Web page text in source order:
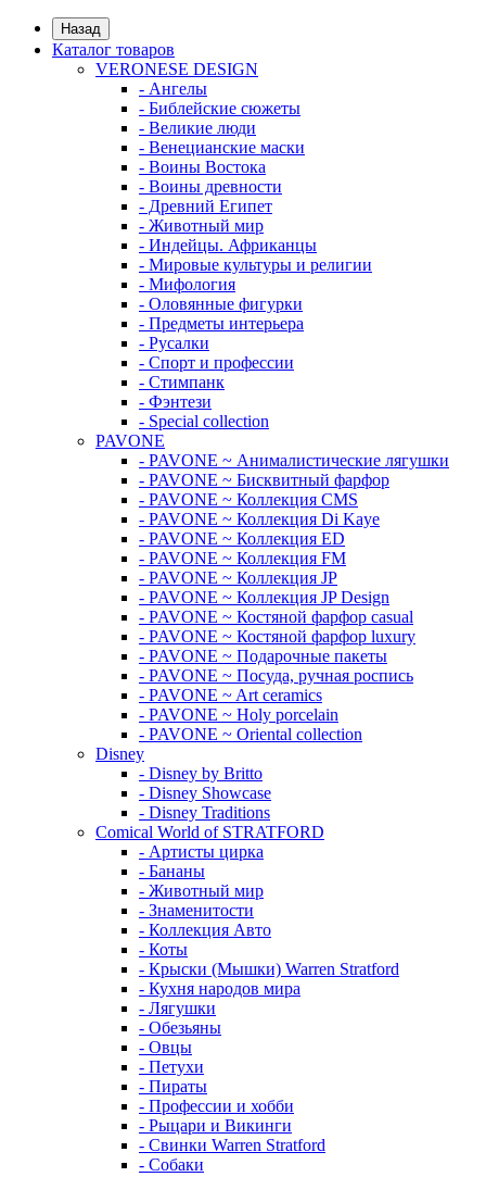
Назад
Каталог товаров
VERONESE DESIGN
- Ангелы
- Библейские сюжеты
- Великие люди
- Венецианские маски
- Воины Востока
- Воины древности
- Древний Египет
- Животный мир
- Индейцы. Африканцы
- Мировые культуры и религии
- Мифология
- Оловянные фигурки
- Предметы интерьера
- Русалки
- Спорт и профессии
- Стимпанк
- Фэнтези
- Special collection
PAVONE
- PAVONE ~ Анималистические лягушки
- PAVONE ~ Бисквитный фарфор
- PAVONE ~ Коллекция CMS
- PAVONE ~ Коллекция Di Kaye
- PAVONE ~ Коллекция ED
- PAVONE ~ Коллекция FM
- PAVONE ~ Коллекция JP
- PAVONE ~ Коллекция JP Design
- PAVONE ~ Костяной фарфор casual
- PAVONE ~ Костяной фарфор luxury
- PAVONE ~ Подарочные пакеты
- PAVONE ~ Посуда, ручная роспись
- PAVONE ~ Art ceramics
- PAVONE ~ Holy porcelain
- PAVONE ~ Oriental collection
Disney
- Disney by Britto
- Disney Showcase
- Disney Traditions
Comical World of STRATFORD
- Артисты цирка
- Бананы
- Животный мир
- Знаменитости
- Коллекция Авто
- Коты
- Крыски (Мышки) Warren Stratford
- Кухня народов мира
- Лягушки
- Обезьяны
- Овцы
- Петухи
- Пираты
- Профессии и хобби
- Рыцари и Викинги
- Свинки Warren Stratford
- Собаки